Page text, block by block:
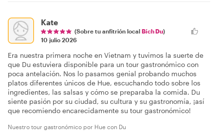
Kate
(Sobre tu anfitrión local Bích Du)
10 julio 2026
Era nuestra primera noche en Vietnam y tuvimos la suerte de
que Du estuviera disponible para un tour gastronómico con
poca antelación. Nos lo pasamos genial probando muchos
platos diferentes únicos de Hue, escuchando todo sobre los
ingredientes, las salsas y cómo se preparaba la comida. Du
siente pasión por su ciudad, su cultura y su gastronomía, ¡así
que recomiendo encarecidamente su tour gastronómico!
Nuestro tour gastronómico por Hue con Du